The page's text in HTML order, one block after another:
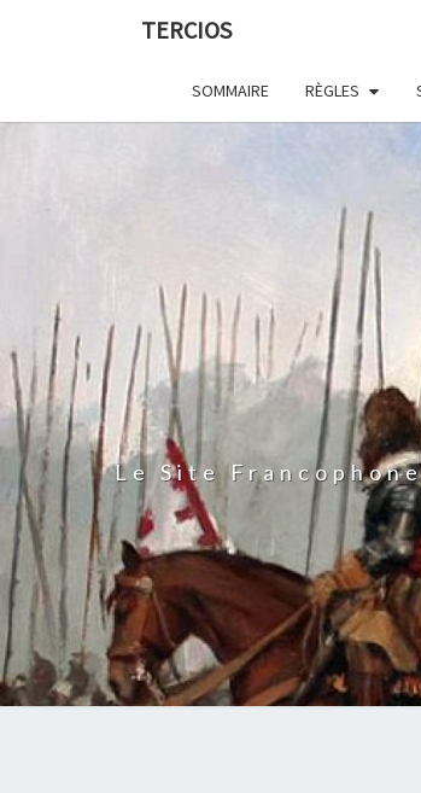
TERCIOS
SOMMAIRE RÈGLES
Le Site